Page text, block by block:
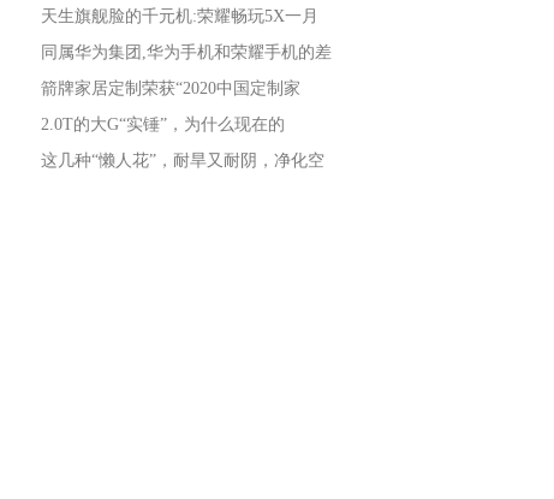
天生旗舰脸的千元机:荣耀畅玩5X一月
同属华为集团,华为手机和荣耀手机的差
箭牌家居定制荣获“2020中国定制家
2.0T的大G“实锤”，为什么现在的
这几种“懒人花”，耐旱又耐阴，净化空